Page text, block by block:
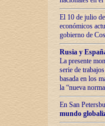
El 10 de julio
económicos
gobierno de
Rusia y
La presente
serie de
basada en los
la “nueva
En San
mundo